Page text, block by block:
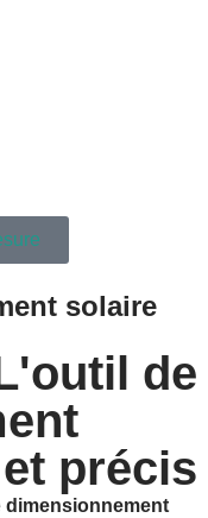
solaire
de
précis
dimensionnement